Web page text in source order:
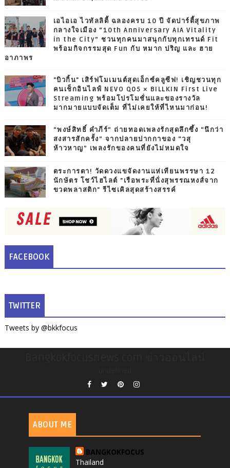
เอไอเอ ไวทัลลิตี้ ฉลองครบ 10 ปี จัดปาร์ตี้สุขภาพ
กลางใจเมือง “10th Anniversary AIA Vitality
in the City” ชวนทุกคนมาสนุกกับทุกเทรนด์ Fit
พร้อมกิจกรรมสุด Fun กับ หมาก ปริญ และ ฮาย
อาภาพร
"บิวกิ้น" เสิร์ฟโมเมนต์สุดเอ็กซ์คลูซีฟ! เชิญชวนทุก
คนเช็กอินไลฟ์ NEVO Q05 × BILLKIN First Live
Streaming พร้อมโปรโมชั่นและของรางวัล
มากมายแบบจัดเต็ม ที่ไม่เคยให้ที่ไหนมาก่อน!
“พงษ์สิทธิ์ คำภีร์” ถ่ายทอดเพลงรักสุดลึกซึ้ง “นึกว่า
สงสารสักครั้ง” จากปลายปากกาของ “วสุ
ห้าวหาญ” เพลงรักของคนที่ยังไม่หมดใจ
ตระการตา! วัดดวงแขจัดงานแห่เทียนพรรษา 12
นักษัตร โชว์ไฮไลต์ "เรือพระที่นั่งสุพรรณหงส์จาก
ขวดพลาสติก" รีไซเคิลสุดสร้างสรรค์
FACEBOOK
TWITTER
Tweets by @bkkfocus
ABOUT ME
BANGKOKFOCUS
Thailand